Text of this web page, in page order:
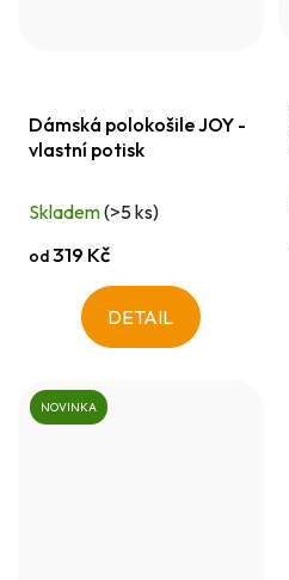
Dámská polokošile JOY -
vlastní potisk
Skladem(>5 ks)
od319 Kč
DETAIL
NOVINKA